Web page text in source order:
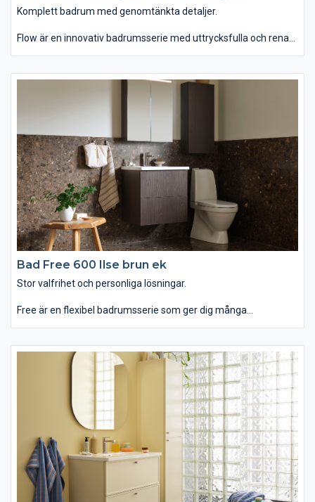
Komplett badrum med genomtänkta detaljer.
Flow är en innovativ badrumsserie med uttrycksfulla och rena
ett lite annorlunda uttryck kan du istället välja det
seminedfällda tvättstället Zone i oval eller rund form. Till det
detaljer.
Bad Free 600 Ilse brun ek
Stor valfrihet och personliga lösningar.
Free är en flexibel badrumsserie som ger dig många
kan få ett både modernt och traditionellt utseende, beroende
på ditt val av till exempel lucka, kulör och handtag. Det minsta
tvättstället är smalare och grundare än vad som är vanligt och
perfekt för små badrum. Free passar dig som vill ha ett badrum
som erbjuder stor valfrihet och personliga lösningar.